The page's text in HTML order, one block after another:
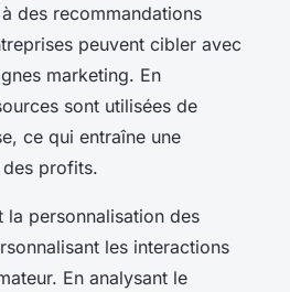
des recommandations
peuvent cibler avec
marketing. En
sont utilisées de
ce qui entraîne une
profits.
la personnalisation des
les interactions
En analysant le